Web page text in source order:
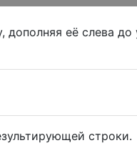
дополняя её слева
строки.